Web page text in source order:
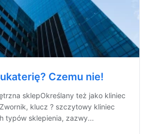
Czemu nie!
sklepOkreślany też jako kliniec
klucz ? szczytowy kliniec
typów sklepienia, zazwy...